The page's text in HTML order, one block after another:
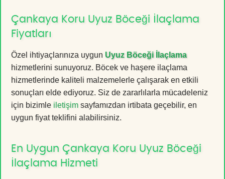
Çankaya Koru Uyuz Böceği İlaçlama
Fiyatları
Özel ihtiyaçlarınıza uygun Uyuz Böceği İlaçlama
hizmetlerini sunuyoruz. Böcek ve haşere ilaçlama
hizmetlerinde kaliteli malzemelerle çalışarak en etkili
sonuçları elde ediyoruz. Siz de zararlılarla mücadeleniz
için bizimle iletişim sayfamızdan irtibata geçebilir, en
uygun fiyat teklifini alabilirsiniz.
En Uygun Çankaya Koru Uyuz Böceği
İlaçlama Hizmeti